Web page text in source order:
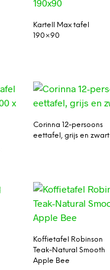
Kartell Max tafel
190×90
Corinna 12-persoons
eettafel, grijs en zwart
Koffietafel Robinson
Teak-Natural Smooth
Apple Bee